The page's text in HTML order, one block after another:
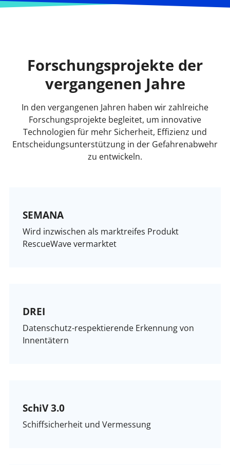
Forschungsprojekte der
vergangenen Jahre
In den vergangenen Jahren haben wir zahlreiche
Forschungsprojekte begleitet, um innovative
Technologien für mehr Sicherheit, Effizienz und
Entscheidungsunterstützung in der Gefahrenabwehr
zu entwickeln.
SEMANA
Wird inzwischen als marktreifes Produkt
RescueWave vermarktet
DREI
Datenschutz-respektierende Erkennung von
Innentätern
SchiV 3.0
Schiffsicherheit und Vermessung